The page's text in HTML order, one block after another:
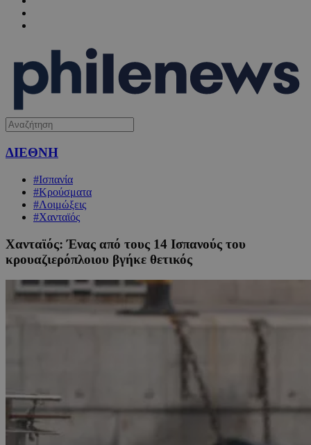
ΔΙΕΘΝΗ
#Ισπανία
#Κρούσματα
#Λοιμώξεις
#Χανταϊός
Χανταϊός: Ένας από τους 14 Ισπανούς του
κρουαζιερόπλοιου βγήκε θετικός